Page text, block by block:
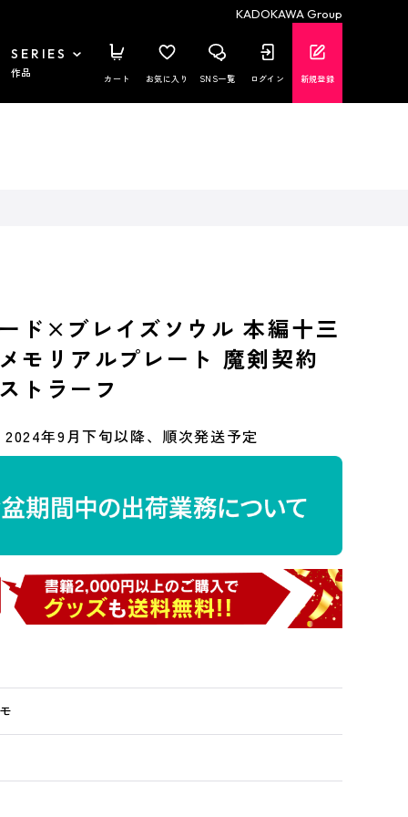
KADOKAWA Group
SERIES
作品 カート お気に入り SNS一覧 ログイン 新規登録
ド×ブレイズソウル 本編十三
モリアルプレート 魔剣契約
トラーフ
2024年9月下旬以降、順次発送予定